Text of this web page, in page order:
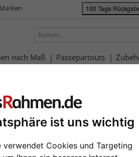
ist uns wichtig
verwendet Cookies und Targeting
100 Tage
nach Maß Passepartouts
Die